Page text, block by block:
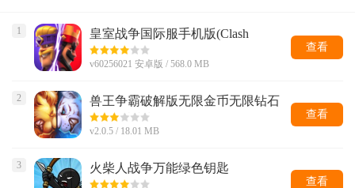
1
皇室战争国际服手机版(Clash
Royale)
v60256021 安卓版 / 568.0 MB
查看
2
兽王争霸破解版无限金币无限钻石
版
v2.0.5 / 18.01 MB
查看
3 火柴人战争万能绿色钥匙
查看